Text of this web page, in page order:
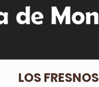
LOS FRESNOS